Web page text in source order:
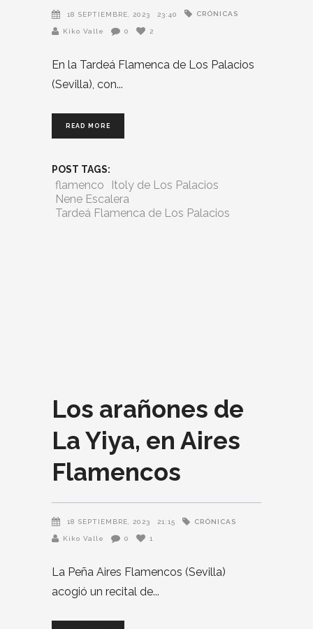
18 SEPTIEMBRE, 2023 23:40 CRÓNICAS
Kiko Valle 0 2
En la Tardeá Flamenca de Los Palacios
(Sevilla), con
READ MORE
POST TAGS:
flamenco
Itoly de Los Palacios
Nene Escalera
Tardeá Flamenca de Los Palacios
Los arañones de
La Yiya, en Aires
Flamencos
18 SEPTIEMBRE, 2023 21:15 CRÓNICAS
Kiko Valle 0 1
La Peña Aires Flamencos (Sevilla)
acogió un recital de